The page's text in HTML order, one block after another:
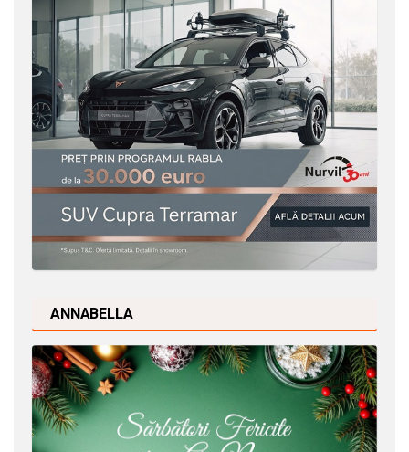
ANNABELLA